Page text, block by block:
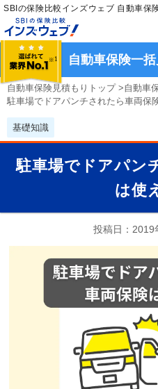
SBIの保険比較インズウェブ 自動車保
自動車保険一
自動車保険見積もりトップ>自動車
駐車場でドアパンチされたら車両保
基礎知識
駐車場でドアパン
は使
投稿日：2019